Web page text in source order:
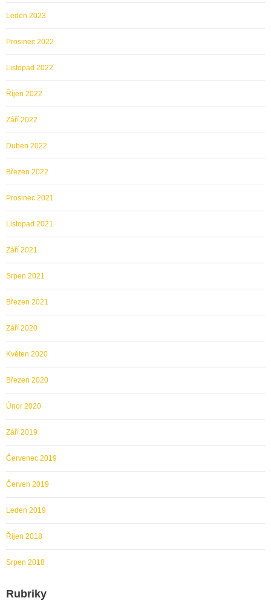
Leden 2023
Prosinec 2022
Listopad 2022
Říjen 2022
Září 2022
Duben 2022
Březen 2022
Prosinec 2021
Listopad 2021
Září 2021
Srpen 2021
Březen 2021
Září 2020
Květen 2020
Březen 2020
Únor 2020
Září 2019
Červenec 2019
Červen 2019
Leden 2019
Říjen 2018
Srpen 2018
Rubriky